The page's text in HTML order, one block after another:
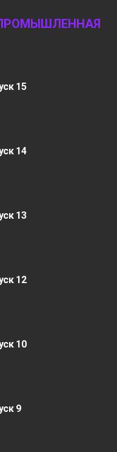
15
14
13
12
10
9